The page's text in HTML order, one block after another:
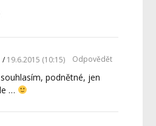
19.6.2015 (10:15)
podnětné, jen
…
Odpovědět